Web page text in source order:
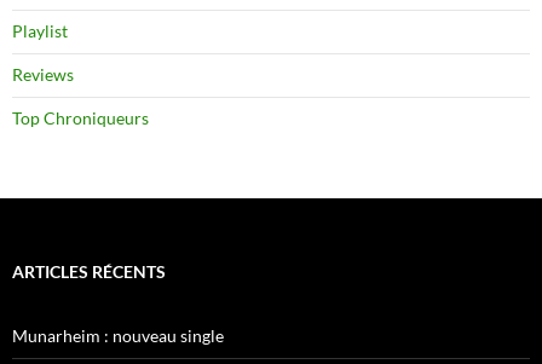
Playlist
Reviews
Top Chroniqueurs
ARTICLES RÉCENTS
Munarheim : nouveau single